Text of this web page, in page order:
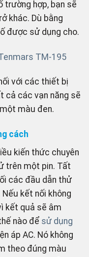
trường hợp, bạn sẽ
khác. Dù bằng
được sử dụng cho.
TM-195
với các thiết bị
cả các vạn năng sẽ
màu đen.
cách
kiến ​​thức chuyên
trên một pin. Tất
các đầu dẫn thử
kết nối không
kết quả sẽ âm
nào để sử dụng
áp AC. Nó không
theo đúng màu